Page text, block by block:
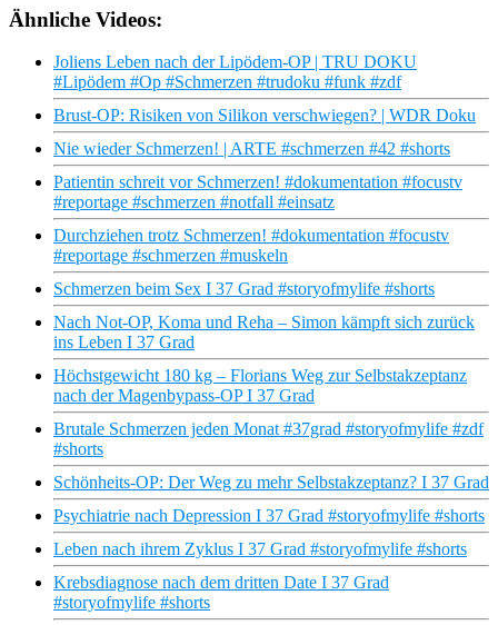
Ähnliche Videos:
Joliens Leben nach der Lipödem-OP | TRU DOKU
#Lipödem #Op #Schmerzen #trudoku #funk #zdf
Brust-OP: Risiken von Silikon verschwiegen? | WDR Doku
Nie wieder Schmerzen! | ARTE #schmerzen #42 #shorts
Patientin schreit vor Schmerzen! #dokumentation #focustv
#reportage #schmerzen #notfall #einsatz
Durchziehen trotz Schmerzen! #dokumentation #focustv
#reportage #schmerzen #muskeln
Schmerzen beim Sex I 37 Grad #storyofmylife #shorts
Nach Not-OP, Koma und Reha – Simon kämpft sich zurück
ins Leben I 37 Grad
Höchstgewicht 180 kg – Florians Weg zur Selbstakzeptanz
nach der Magenbypass-OP I 37 Grad
Brutale Schmerzen jeden Monat #37grad #storyofmylife #zdf
#shorts
Schönheits-OP: Der Weg zu mehr Selbstakzeptanz? I 37 Grad
Psychiatrie nach Depression I 37 Grad #storyofmylife #shorts
Leben nach ihrem Zyklus I 37 Grad #storyofmylife #shorts
Krebsdiagnose nach dem dritten Date I 37 Grad
#storyofmylife #shorts